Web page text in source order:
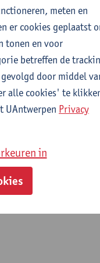
Lippens
meten en
er cookies geplaatst
tonen en voor
betreffen de
door middel
alle cookies' te
UAntwerpen Privacy
in